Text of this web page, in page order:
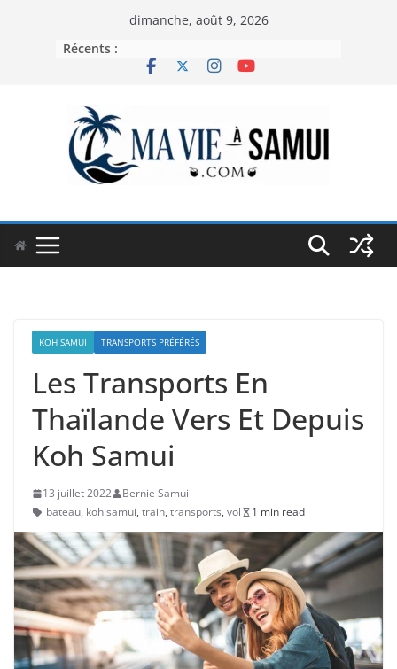
dimanche, août 9, 2026
Récents :
KOH SAMUI TRANSPORTS PRÉFÉRÉS
Les Transports En
Thaïlande Vers Et Depuis
Koh Samui
13 juillet 2022
Bernie Samui
bateau, koh samui, train, transports, vol 1 min read